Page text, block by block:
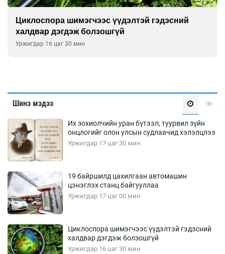
Сэтгэцийн эрүүл мэндэд “санаа тавих” олон
улсын хурал зохион байгуулна
Уржигдар 16 цаг 00 мин
Шинэ мэдээ
Их зохиолчийн уран бүтээл, туурвил зүйн
онцлогийг олон улсын судлаачид хэлэлцлээ
Уржигдар 17 цаг 30 мин
19 байршилд цахилгаан автомашин
цэнэглэх станц байгууллаа
Уржигдар 17 цаг 00 мин
Циклоспора шимэгчээс үүдэлтэй гэдэсний
халдвар дэгдэж болзошгүй
Уржигдар 16 цаг 30 мин